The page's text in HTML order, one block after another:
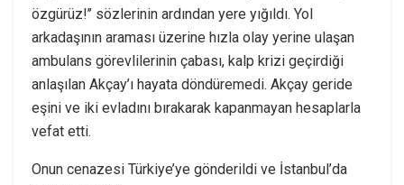
özgürüz!’’ sözlerinin ardından yere yığıldı. Yol
arkadaşının araması üzerine hızla olay yerine ulaşan
ambulans görevlilerinin çabası, kalp krizi geçirdiği
anlaşılan Akçay’ı hayata döndüremedi. Akçay geride
eşini ve iki evladını bırakarak kapanmayan hesaplarla
vefat etti.
Onun cenazesi Türkiye’ye gönderildi ve İstanbul’da